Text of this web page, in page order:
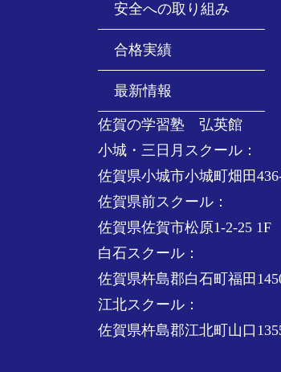
安全への取り組み
合格実績
最新情報
佐賀の学習塾 弘英館
小城・三日月スクール：
佐賀県小城市小城町畑田
佐賀県前スクール：
佐賀県佐賀市松原1-2-25 1F
白石スクール：
佐賀県杵島郡白石町福田
江北スクール：
佐賀県杵島郡江北町山口